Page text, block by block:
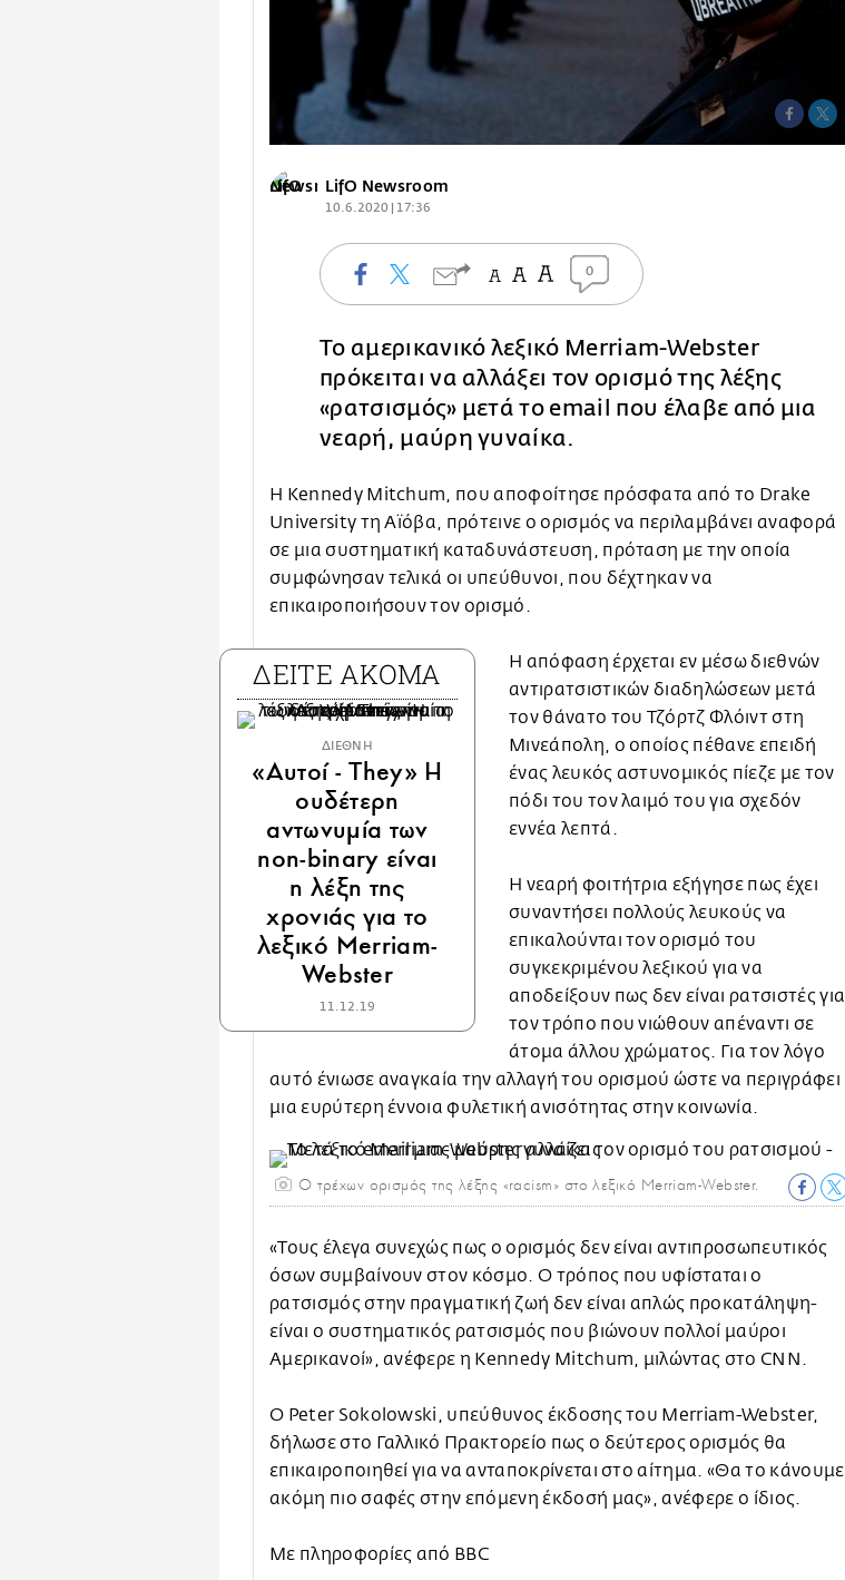
LifO Newsroom
10.6.2020 | 17:36
0
Το αμερικανικό λεξικό Merriam-Webster
πρόκειται να αλλάξει τον ορισμό της λέξης
«ρατσισμός» μετά το email που έλαβε από μια
νεαρή, μαύρη γυναίκα.
Η Kennedy Mitchum, που αποφοίτησε πρόσφατα από το Drake
University τη Αϊόβα, πρότεινε ο ορισμός να περιλαμβάνει αναφορά
σε μια συστηματική καταδυνάστευση, πρόταση με την οποία
συμφώνησαν τελικά οι υπεύθυνοι, που δέχτηκαν να
επικαιροποιήσουν τον ορισμό.
ΔΕΙΤΕ ΑΚΟΜΑ
ΔΙΕΘΝΗ
«Αυτοί - They» Η
ουδέτερη
αντωνυμία των
non-binary είναι
η λέξη της
χρονιάς για το
λεξικό Merriam-
Webster
11.12.19
Η απόφαση έρχεται εν μέσω διεθνών
αντιρατσιστικών διαδηλώσεων μετά
τον θάνατο του Τζόρτζ Φλόιντ στη
Μινεάπολη, ο οποίος πέθανε επειδή
ένας λευκός αστυνομικός πίεζε με τον
πόδι του τον λαιμό του για σχεδόν
εννέα λεπτά.
Η νεαρή φοιτήτρια εξήγησε πως έχει
συναντήσει πολλούς λευκούς να
επικαλούνται τον ορισμό του
συγκεκριμένου λεξικού για να
αποδείξουν πως δεν είναι ρατσιστές για
τον τρόπο που νιώθουν απέναντι σε
άτομα άλλου χρώματος. Για τον λόγο
αυτό ένιωσε αναγκαία την αλλαγή του ορισμού ώστε να περιγράφει
μια ευρύτερη έννοια φυλετική ανισότητας στην κοινωνία.
Ο τρέχων ορισμός της λέξης «racism» στο λεξικό Merriam-Webster.
«Τους έλεγα συνεχώς πως ο ορισμός δεν είναι αντιπροσωπευτικός
όσων συμβαίνουν στον κόσμο. Ο τρόπος που υφίσταται ο
ρατσισμός στην πραγματική ζωή δεν είναι απλώς προκατάληψη-
είναι ο συστηματικός ρατσισμός που βιώνουν πολλοί μαύροι
Αμερικανοί», ανέφερε η Kennedy Mitchum, μιλώντας στο CNN.
Ο Peter Sokolowski, υπεύθυνος έκδοσης του Merriam-Webster,
δήλωσε στο Γαλλικό Πρακτορείο πως ο δεύτερος ορισμός θα
επικαιροποιηθεί για να ανταποκρίνεται στο αίτημα. «Θα το κάνουμε
ακόμη πιο σαφές στην επόμενη έκδοσή μας», ανέφερε ο ίδιος.
Με πληροφορίες από BBC